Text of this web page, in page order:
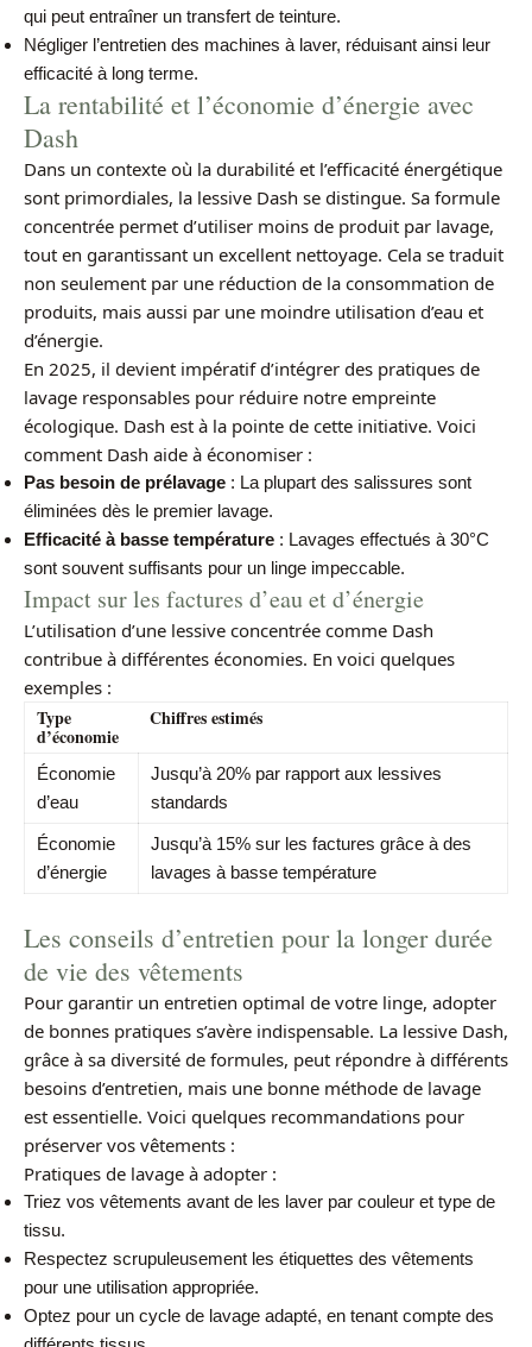
qui peut entraîner un transfert de teinture.
Négliger l’entretien des machines à laver, réduisant ainsi leur
efficacité à long terme.
La rentabilité et l’économie d’énergie avec
Dash
Dans un contexte où la durabilité et l’efficacité énergétique
sont primordiales, la lessive Dash se distingue. Sa formule
concentrée permet d’utiliser moins de produit par lavage,
tout en garantissant un excellent nettoyage. Cela se traduit
non seulement par une réduction de la consommation de
produits, mais aussi par une moindre utilisation d’eau et
d’énergie.
En 2025, il devient impératif d’intégrer des pratiques de
lavage responsables pour réduire notre empreinte
écologique. Dash est à la pointe de cette initiative. Voici
comment Dash aide à économiser :
Pas besoin de prélavage : La plupart des salissures sont
éliminées dès le premier lavage.
Efficacité à basse température : Lavages effectués à 30°C
sont souvent suffisants pour un linge impeccable.
Impact sur les factures d’eau et d’énergie
L’utilisation d’une lessive concentrée comme Dash
contribue à différentes économies. En voici quelques
exemples :
Type
d’économie
Chiffres estimés
Économie
d’eau
Jusqu’à 20% par rapport aux lessives
standards
Économie
d’énergie
Jusqu’à 15% sur les factures grâce à des
lavages à basse température
Les conseils d’entretien pour la longer durée
de vie des vêtements
Pour garantir un entretien optimal de votre linge, adopter
de bonnes pratiques s’avère indispensable. La lessive Dash,
grâce à sa diversité de formules, peut répondre à différents
besoins d’entretien, mais une bonne méthode de lavage
est essentielle. Voici quelques recommandations pour
préserver vos vêtements :
Pratiques de lavage à adopter :
Triez vos vêtements avant de les laver par couleur et type de
tissu.
Respectez scrupuleusement les étiquettes des vêtements
pour une utilisation appropriée.
Optez pour un cycle de lavage adapté, en tenant compte des